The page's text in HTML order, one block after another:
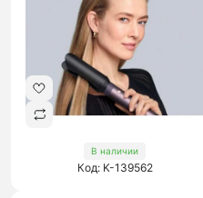
В наличии
Код: K-139562